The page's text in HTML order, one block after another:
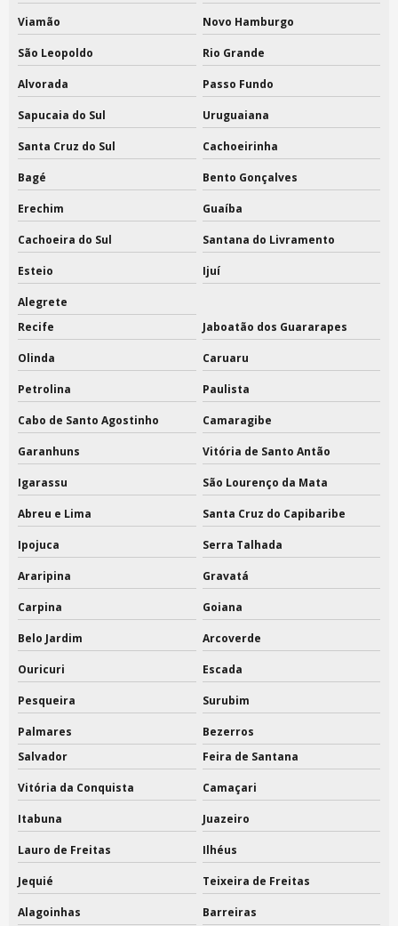
Saco tnt com visor atacado
Sacola de feira brinde
Sacola tnt personalizada
Sacola tnt personalizada atacado
Sacos de tnt com visor para sapatos
Saco tnt solda eletronica
Saco tnt solda eletronica preço
Saco tnt solda eletronica com visor
Sacola tnt para eventos
Sacola tnt personalizada para eventos
Sacola solda eletronica
Sacola solda eletronica personalizada
Sacola de eventos brinde
Embalagem flanela personalizada
Saco de tnt para sapato
Saco feltro
Saco flanelado
Saco para sapatos tnt personalizado
Sacola em tnt personalizada
Sacola tnt eventos
Saquinho tnt para sapato
Saco para sapato tnt
Sacola tnt feiras e eventos
Sacolas feiras e eventos
Viamão Novo Hamburgo
São Leopoldo Rio Grande
Alvorada Passo Fundo
Sapucaia do Sul Uruguaiana
Santa Cruz do Sul Cachoeirinha
Bagé Bento Gonçalves
Erechim Guaíba
Cachoeira do Sul Santana do Livramento
Esteio Ijuí
Alegrete
Recife
Jaboatão dos Guararapes
Olinda Caruaru
Petrolina Paulista
Cabo de Santo Agostinho Camaragibe
Garanhuns Vitória de Santo Antão
Igarassu São Lourenço da Mata
Abreu e Lima Santa Cruz do Capibaribe
Ipojuca Serra Talhada
Araripina Gravatá
Carpina Goiana
Belo Jardim Arcoverde
Ouricuri Escada
Pesqueira Surubim
Palmares
Bezerros
Salvador
Feira de Santana
Vitória da Conquista Camaçari
Itabuna Juazeiro
Lauro de Freitas Ilhéus
Jequié Teixeira de Freitas
Alagoinhas Barreiras